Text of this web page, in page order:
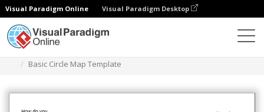
Visual Paradigm Online Visual Paradigm Desktop
Basic Circle Map Template